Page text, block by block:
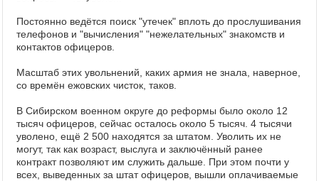
Постоянно ведётся поиск "утечек" вплоть до прослушивания
телефонов и "вычисления" "нежелательных" знакомств и
контактов офицеров.
Масштаб этих увольнений, каких армия не знала, наверное,
со времён ежовских чисток, таков.
В Сибирском военном округе до реформы было около 12
тысяч офицеров, сейчас осталось около 5 тысяч. 4 тысячи
уволено, ещё 2 500 находятся за штатом. Уволить их не
могут, так как возраст, выслуга и заключённый ранее
контракт позволяют им служить дальше. При этом почти у
всех, выведенных за штат офицеров, вышли оплачиваемые